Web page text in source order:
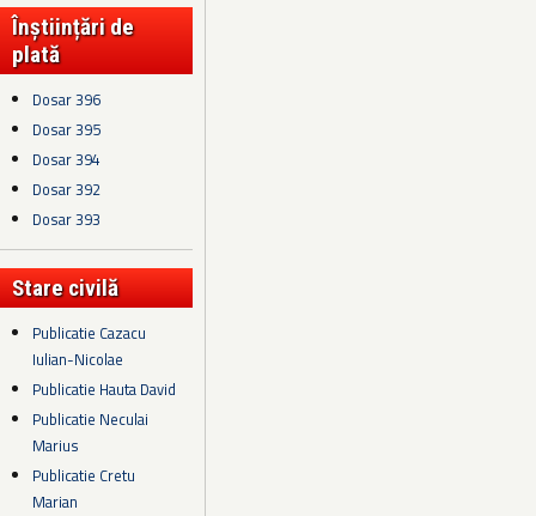
Înștiințări de
plată
Dosar 396
Dosar 395
Dosar 394
Dosar 392
Dosar 393
Stare civilă
Publicatie Cazacu
Iulian-Nicolae
Publicatie Hauta David
Publicatie Neculai
Marius
Publicatie Cretu
Marian